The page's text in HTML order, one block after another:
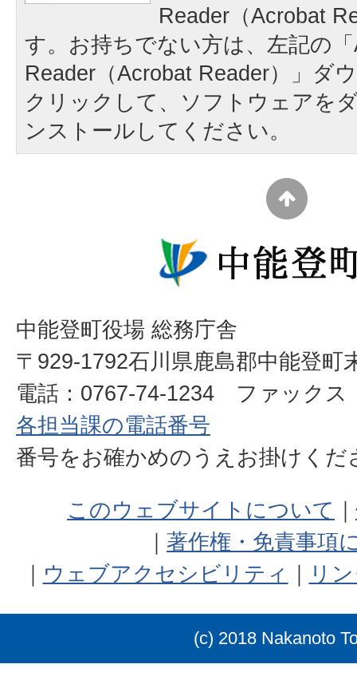
Reader（Acrobat
す。お持ちでない方は、左記の
Reader（Acrobat Reader）」ダ
クリックして、ソフトウェアを
ンストールしてください。
中能登町役場 総務庁舎
〒929-1792石川県鹿島郡中能登町
電話：0767-74-1234 ファックス
各担当課の電話番号
番号をお確かめのうえお掛けく
このウェブサイトについて
著作権・免責事項
ウェブアクセシビリティ
リ
(c) 2018 Nakanoto